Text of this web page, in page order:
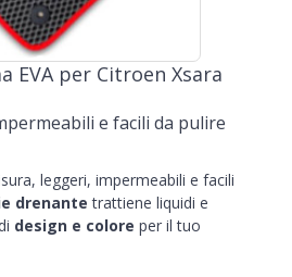
EVA per Citroen Xsara
e facili da pulire
leggeri, impermeabili e facili
drenante trattiene liquidi e
design e colore per il tuo